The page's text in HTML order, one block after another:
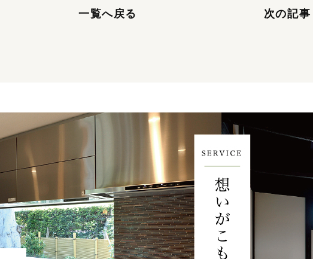
一覧へ戻る 次の記事
リフォーム